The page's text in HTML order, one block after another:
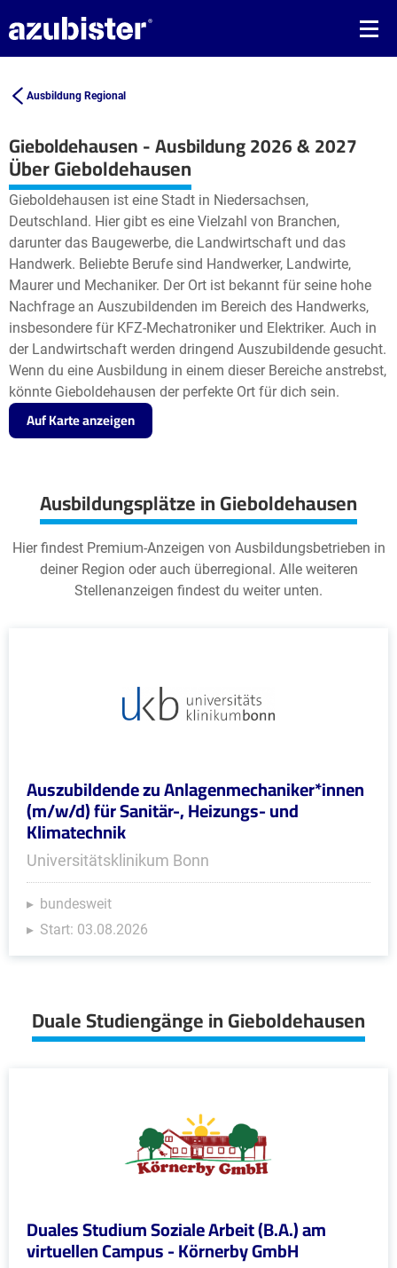
Ausbildung Regional
Gieboldehausen - Ausbildung 2026 & 2027
+
−
Leaflet| ©OpenStreetMap2contributors
Über Gieboldehausen
Gieboldehausen ist eine Stadt in Niedersachsen,
Deutschland. Hier gibt es eine Vielzahl von Branchen,
darunter das Baugewerbe, die Landwirtschaft und das
Handwerk. Beliebte Berufe sind Handwerker, Landwirte,
Maurer und Mechaniker. Der Ort ist bekannt für seine hohe
Nachfrage an Auszubildenden im Bereich des Handwerks,
insbesondere für KFZ-Mechatroniker und Elektriker. Auch in
der Landwirtschaft werden dringend Auszubildende gesucht.
Wenn du eine Ausbildung in einem dieser Bereiche anstrebst,
könnte Gieboldehausen der perfekte Ort für dich sein.
Auf Karte anzeigen
Ausbildungsplätze in Gieboldehausen
Hier findest Premium-Anzeigen von Ausbildungsbetrieben in
deiner Region oder auch überregional. Alle weiteren
Stellenanzeigen findest du weiter unten.
Auszubildende zu Anlagenmechaniker*innen
(m/w/d) für Sanitär-, Heizungs- und
Klimatechnik
Universitätsklinikum Bonn
bundesweit
Start: 03.08.2026
Duale Studiengänge in Gieboldehausen
Duales Studium Soziale Arbeit (B.A.) am
virtuellen Campus - Körnerby GmbH